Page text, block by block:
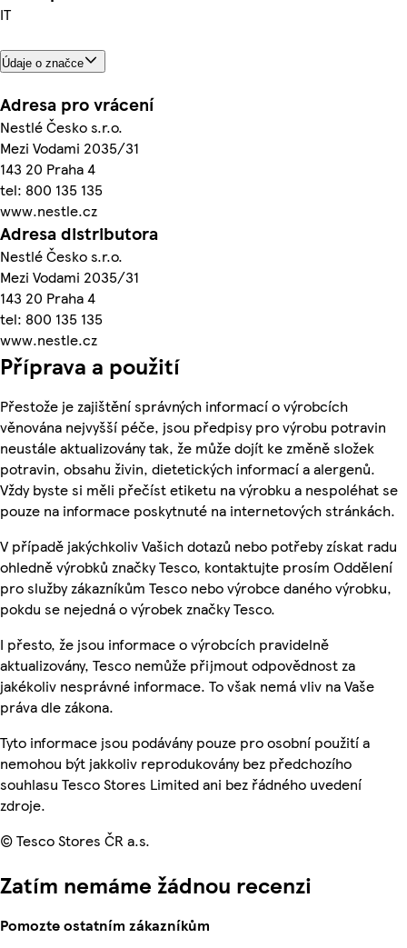
IT
Údaje o značce
Adresa pro vrácení
Nestlé Česko s.r.o.
Mezi Vodami 2035/31
143 20 Praha 4
tel: 800 135 135
www.nestle.cz
Adresa distributora
Nestlé Česko s.r.o.
Mezi Vodami 2035/31
143 20 Praha 4
tel: 800 135 135
www.nestle.cz
Příprava a použití
Přestože je zajištění správných informací o výrobcích
věnována nejvyšší péče, jsou předpisy pro výrobu potravin
neustále aktualizovány tak, že může dojít ke změně složek
potravin, obsahu živin, dietetických informací a alergenů.
Vždy byste si měli přečíst etiketu na výrobku a nespoléhat se
pouze na informace poskytnuté na internetových stránkách.
V případě jakýchkoliv Vašich dotazů nebo potřeby získat radu
ohledně výrobků značky Tesco, kontaktujte prosím Oddělení
pro služby zákazníkům Tesco nebo výrobce daného výrobku,
pokdu se nejedná o výrobek značky Tesco.
I přesto, že jsou informace o výrobcích pravidelně
aktualizovány, Tesco nemůže přijmout odpovědnost za
jakékoliv nesprávné informace. To však nemá vliv na Vaše
práva dle zákona.
Tyto informace jsou podávány pouze pro osobní použití a
nemohou být jakkoliv reprodukovány bez předchozího
souhlasu Tesco Stores Limited ani bez řádného uvedení
zdroje.
© Tesco Stores ČR a.s.
Zatím nemáme žádnou recenzi
Pomozte ostatním zákazníkům